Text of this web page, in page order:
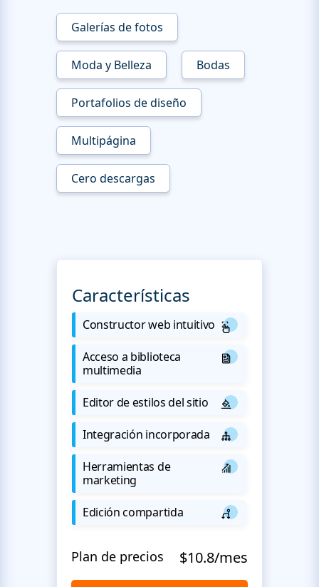
Galerías de fotos
Moda y Belleza Bodas
Portafolios de diseño
Multipágina
Cero descargas
Características
Constructor web intuitivo
Acceso a biblioteca
multimedia
Editor de estilos del sitio
Integración incorporada
Herramientas de
marketing
Edición compartida
Plan de precios $10.8/mes